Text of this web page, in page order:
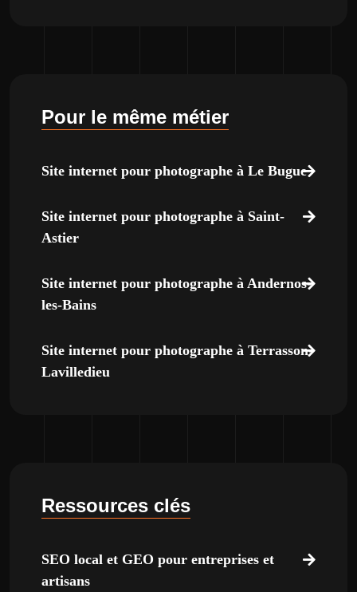
Pour le même métier
Site internet pour photographe à Le Bugue
Site internet pour photographe à Saint-
Astier
Site internet pour photographe à Andernos-
les-Bains
Site internet pour photographe à Terrasson-
Lavilledieu
Ressources clés
SEO local et GEO pour entreprises et
artisans